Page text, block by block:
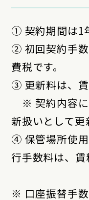
① 契約期間は1
② 初回契約手
費税です。
③ 更新料は、賃
※ 契約内容に
新扱いとして更
④ 保管場所使
行手数料は、賃
※ 口座振替手